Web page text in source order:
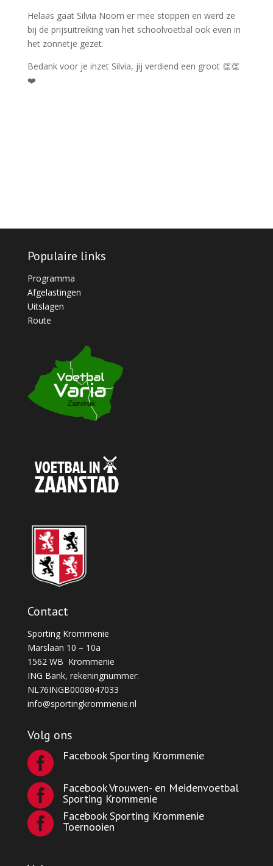
Helaas gaat Silvia Noom er mee stoppen en werd ze
bij de prijsuitreiking van het schoolvoetbal ook even in
het zonnetje gezet.
Bedank voor je inzet Silvia, jij verdiend een groot 👏👏
❤️
Populaire links
Programma
Afgelastingen
Uitslagen
Route
Contact
Sporting Krommenie
Marslaan 10 – 10a
1562 WB Krommenie
ING Bank, rekeningnummer:
NL76INGB0008047033
info@sportingkrommenie.nl
Volg ons
 Facebook Sporting Krommenie
 Facebook Vrouwen- en Meidenvoetbal
Sporting Krommenie
 Facebook Sporting Krommenie
Toernooien